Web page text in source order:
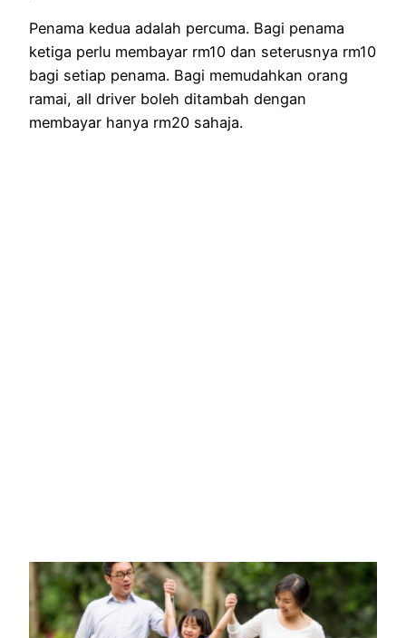
Penama kedua adalah percuma. Bagi penama
ketiga perlu membayar rm10 dan seterusnya rm10
bagi setiap penama. Bagi memudahkan orang
ramai, all driver boleh ditambah dengan
membayar hanya rm20 sahaja.